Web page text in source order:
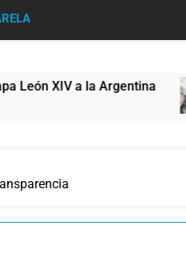
XIV a la Argentina